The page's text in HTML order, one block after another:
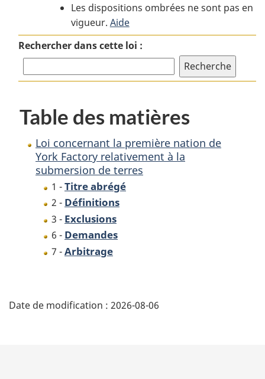
la
première
nation
de
Factory
à
la
submersion
de
terres
concernant
la
première
nation
York
relativement
à
la
submersion
de
terres
concernant
première
York
relativement
à
la
submersion
Les dispositions ombrées ne sont pas en
vigueur. Aide
Rechercher dans cette loi :
Table des matières
Loi concernant la première nation de
York Factory relativement à la
submersion de terres
1 -Titre abrégé
2 - Définitions
3 - Exclusions
6 - Demandes
7 -Arbitrage
é
Date de modification : 2026-08-06